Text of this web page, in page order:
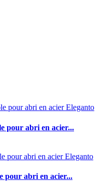
pour abri en acier...
pour abri en acier...